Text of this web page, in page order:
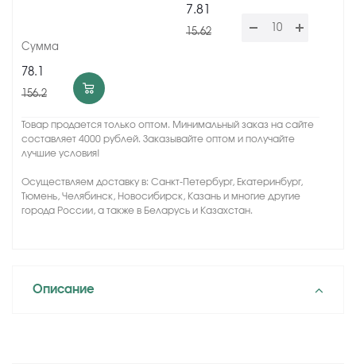
7.81
15.62
78.1
156.2
Товар продается только оптом. Минимальный заказ на сайте
составляет 4000 рублей. Заказывайте оптом и получайте
лучшие условия!
Осуществляем доставку в: Санкт-Петербург, Екатеринбург,
Тюмень, Челябинск, Новосибирск, Казань и многие другие
города России, а также в Беларусь и Казахстан.
Описание